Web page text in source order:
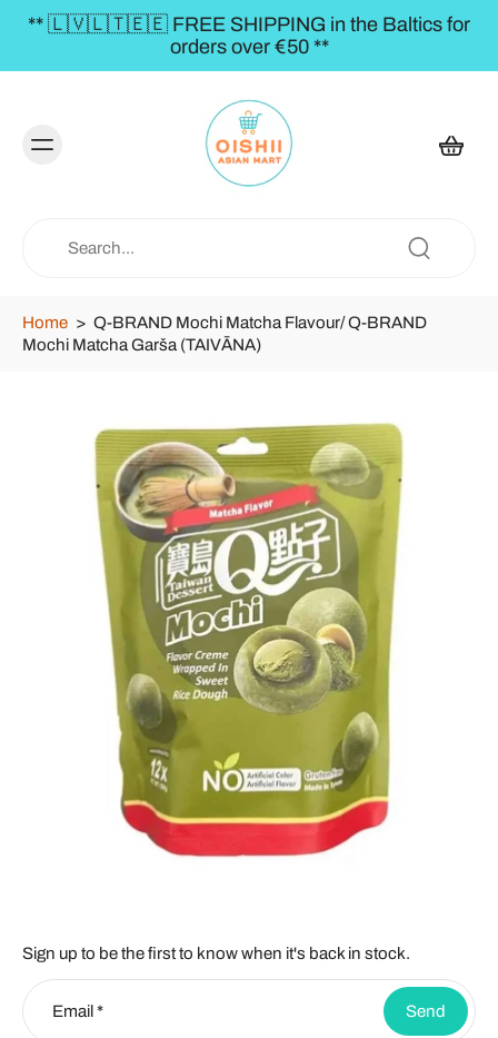
** 🇱🇻🇱🇹🇪🇪 FREE SHIPPING in the Baltics for
orders over €50 **
Home > Q-BRAND Mochi Matcha Flavour/ Q-BRAND
Mochi Matcha Garša (TAIVĀNA)
Sign up to be the first to know when it's back in stock.
Email * Send